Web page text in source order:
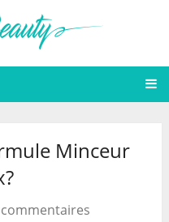
Minceur
commentaires